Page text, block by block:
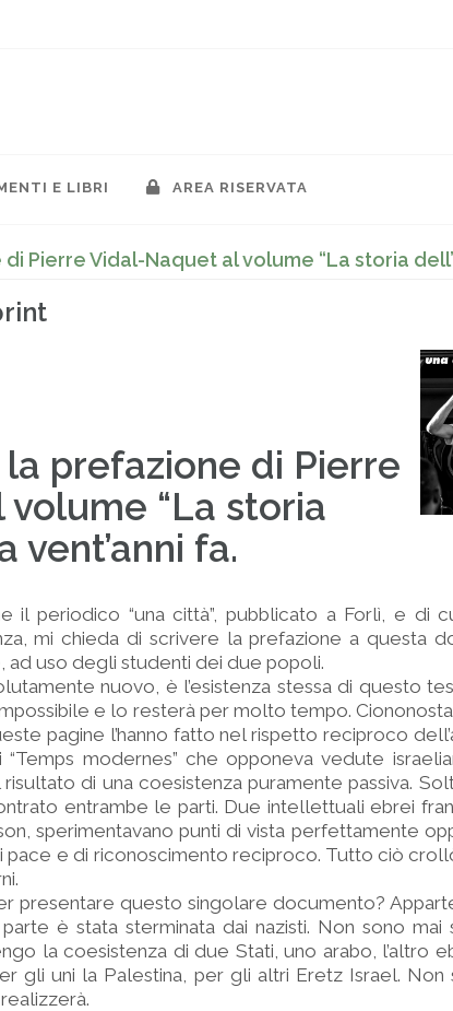
E LIBRI AREA RISERVATA
Pierre Vidal-Naquet al volume “La storia
prefazione di Pierre
“La storia
vent’anni fa.
il periodico “una città”, pubblicato a Forlì, e di
mi chieda di scrivere la prefazione a questa
ad uso degli studenti dei due popoli.
nuovo, è l’esistenza stessa di questo
e lo resterà per molto tempo.
pagine l’hanno fatto nel rispetto reciproco
modernes” che opponeva vedute
di una coesistenza puramente passiva.
entrambe le parti. Due intellettuali ebrei
sperimentavano punti di vista perfettamente
pace e di riconoscimento reciproco. Tutto ciò
presentare questo singolare documento?
è stata sterminata dai nazisti. Non sono mai
la coesistenza di due Stati, uno arabo, l’altro
gli uni la Palestina, per gli altri Eretz Israel. Non